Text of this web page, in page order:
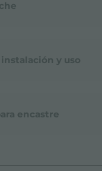
y uso
encastre